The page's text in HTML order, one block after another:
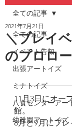
全ての記事
イベント告知
出張アートイズ
ミナトイズ
八食センターアー
幼稚園アートイズ
全ての記事
＼プレイ
のプロロ
2021年7月21日
11月3日にオー
館。
8月と9月にプ